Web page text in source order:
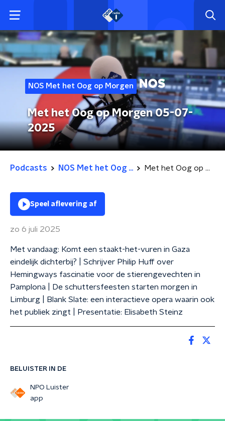
NOS Met het Oog op Morgen
Met het Oog op Morgen 05-07-
2025
Podcasts NOS Met het Oog ... Met het Oog op Morgen 05-07-2025
BELUISTER IN DE
NPO Luister
app
Speel aflevering af
zo 6 juli 2025
Met vandaag: Komt een staakt-het-vuren in Gaza
eindelijk dichterbij? | Schrijver Philip Huff over
Hemingways fascinatie voor de stierengevechten in
Pamplona | De schuttersfeesten starten morgen in
Limburg | Blank Slate: een interactieve opera waarin ook
het publiek zingt | Presentatie: Elisabeth Steinz